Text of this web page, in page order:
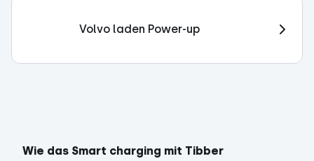
Volvo laden Power-up
Wie das Smart charging mit Tibber